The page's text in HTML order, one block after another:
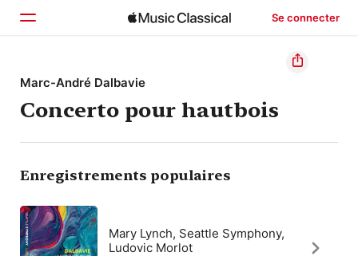
Se connecter
Accueil
Parcourir
Rechercher
Marc-André Dalbavie
Concerto pour hautbois
Enregistrements populaires
Mary Lynch, Seattle Symphony,
Ludovic Morlot